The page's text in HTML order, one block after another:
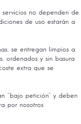
no dependen de
de uso estarán a
se entregan limpios a
ordenados y sin basura
extra que se
“bajo petición” y deben
por nosotros